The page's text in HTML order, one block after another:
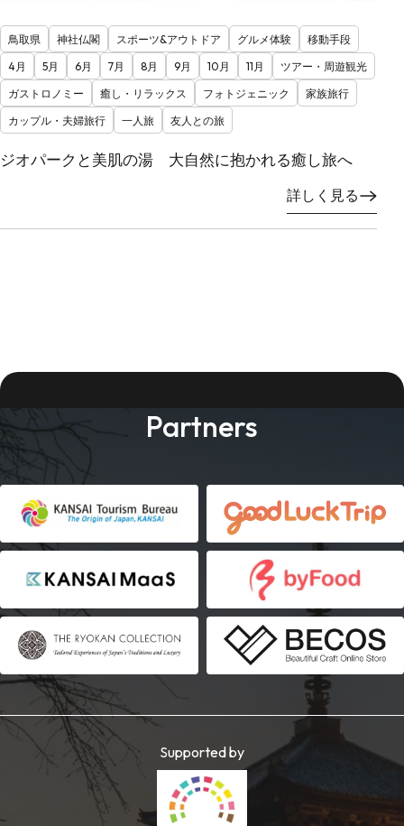
鳥取県 神社仏閣 スポーツ&アウトドア グルメ体験
移動手段
4月
5月 6月 7月 8月 9月 10月 11月
ツアー・周遊観光
ガストロノミー
癒し・リラックス フォトジェニック
家族旅行
カップル・夫婦旅行
一人旅 友人との旅
ジオパークと美肌の湯 大自然に抱かれる癒し旅へ
詳しく見る
Partners
Supported by